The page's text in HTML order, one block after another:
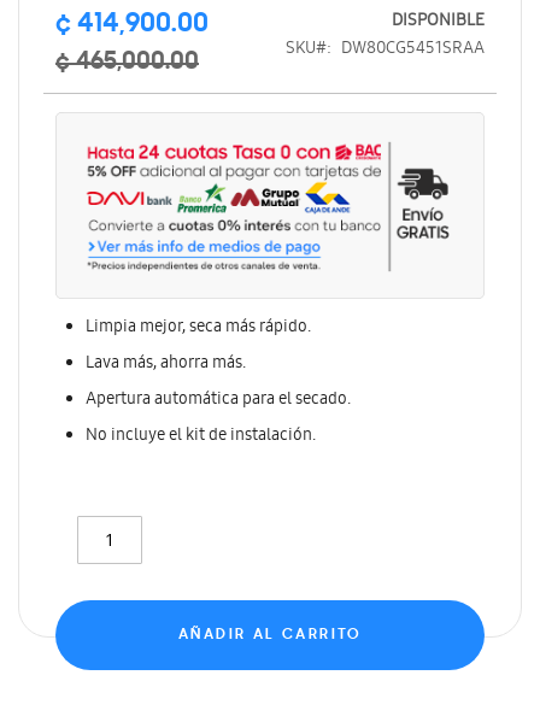
Precio
especial
¢ 414,900.00
¢ 465,000.00
DISPONIBLE
SKU
DW80CG5451SRAA
Limpia mejor, seca más rápido.
Lava más, ahorra más.
Apertura automática para el secado.
No incluye el kit de instalación.
AÑADIR AL CARRITO